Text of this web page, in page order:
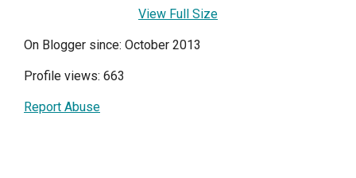
View Full Size
On Blogger since: October 2013
Profile views: 663
Report Abuse